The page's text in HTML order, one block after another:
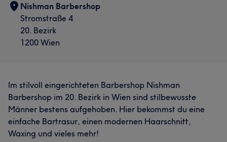
Nishman Barbershop
Stromstraße 4
20. Bezirk
1200 Wien
Im stilvoll eingerichteten Barbershop Nishman
Barbershop im 20. Bezirk in Wien sind stilbewusste
Männer bestens aufgehoben. Hier bekommst du eine
einfache Bartrasur, einen modernen Haarschnitt,
Waxing und vieles mehr!